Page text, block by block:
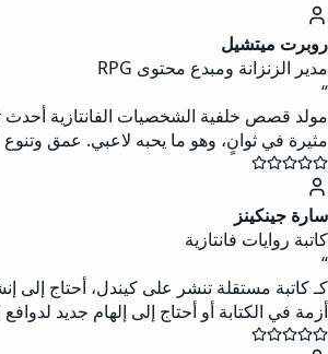
روبرت ميتشيل
مدير الزنزانة ومبدع محتوى RPG
“
مثيرة في ثوانٍ، وهو ما يحبه لاعبي. عمق وتنوع
سارة جينكينز
كاتبة روايات فانتازية
“
كـ كاتبة مستقلة تنشر على كيندل، أحتاج إلى
أزمة في الكتابة أو أحتاج إلى إلهام جديد